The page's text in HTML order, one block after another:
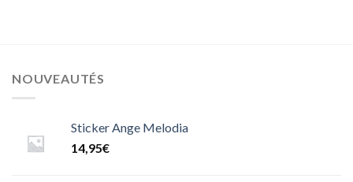
NOUVEAUTÉS
Sticker Ange Melodia
14,95€